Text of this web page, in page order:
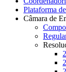
Plataforma
Câmara de